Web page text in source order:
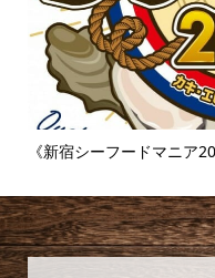
《富士そば》衝撃のタピ